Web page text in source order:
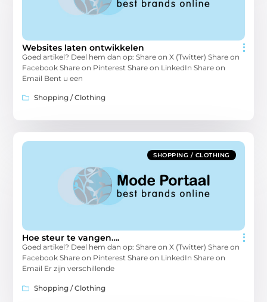
Websites laten ontwikkelen
Goed artikel? Deel hem dan op: Share on X (Twitter) Share on
Facebook Share on Pinterest Share on LinkedIn Share on
Email Bent u een
Shopping / Clothing
SHOPPING / CLOTHING
Hoe steur te vangen….
Goed artikel? Deel hem dan op: Share on X (Twitter) Share on
Facebook Share on Pinterest Share on LinkedIn Share on
Email Er zijn verschillende
Shopping / Clothing